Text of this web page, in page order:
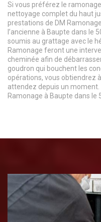
Si vous préférez le
nettoyage complet du haut
prestations de DM
l’ancienne à Baupte dans le
soumis au grattage avec le
Ramonage feront une
cheminée afin de
goudron qui bouchent les
opérations, vous obtiendrez
attendez depuis un moment.
Ramonage à Baupte dans le